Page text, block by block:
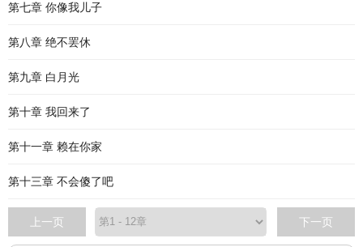
第七章 你像我儿子
第八章 绝不罢休
第九章 白月光
第十章 我回来了
第十一章 赖在你家
第十三章 不会傻了吧
上一页 下一页